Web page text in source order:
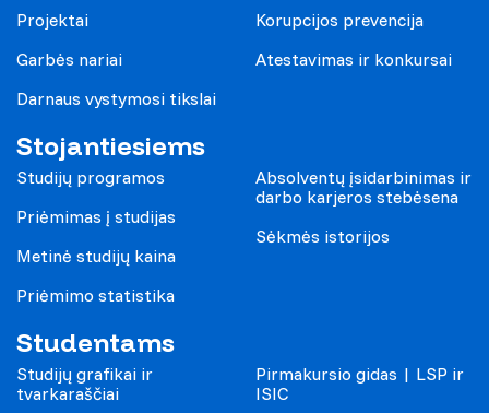
Projektai
Garbės nariai
Darnaus vystymosi tikslai
Korupcijos prevencija
Atestavimas ir konkursai
Stojantiesiems
Studijų programos
Priėmimas į studijas
Metinė studijų kaina
Priėmimo statistika
Absolventų įsidarbinimas ir
darbo karjeros stebėsena
Sėkmės istorijos
Studentams
Studijų grafikai ir
tvarkaraščiai
Pirmakursio gidas | LSP ir
ISIC